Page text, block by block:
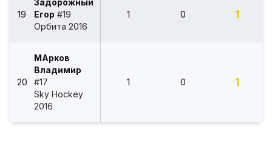
19
Задорожный
Егор #19
Орбита 2016
1 0 1
20
МАрков
Владимир
#17
Sky Hockey
2016
1 0 1